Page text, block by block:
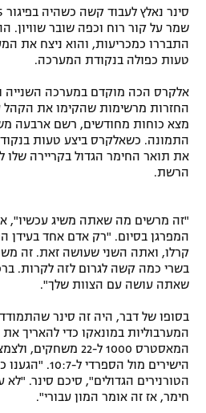
שמר על קור רוח וכפה שובר שוויון.
התבררו כמכריעות, והוא ניצח את
טעות כפולה בנקודת המערכה.
החזרות מרשימות שהקימו את הקהל
מצא כוחות מחודשים, רשם ארבעה
התמונה. כשאלקרס ביצע טעות
את תואר החימר הגדול בקריירה שלו
הרשת.
"זה מרשים מה שאתה משיג עכשיו",
המפרגן בסיום. "רק אדם אחד בעידן
קרלו, ואתה השני שעושה זאת. זה
בשרי כמה קשה לגרום לזה לקרות.
שאתה עושה עם הצוות שלך".
בסופו של דבר, היה זה סינר
המערבוליות במונאקו כדי להאריך
המאסטרס 1000 ל-22
הישירים מול
הטורנירים הגדולים", סיכם סינר.
חימר, אז זה אומר המון עבורי".